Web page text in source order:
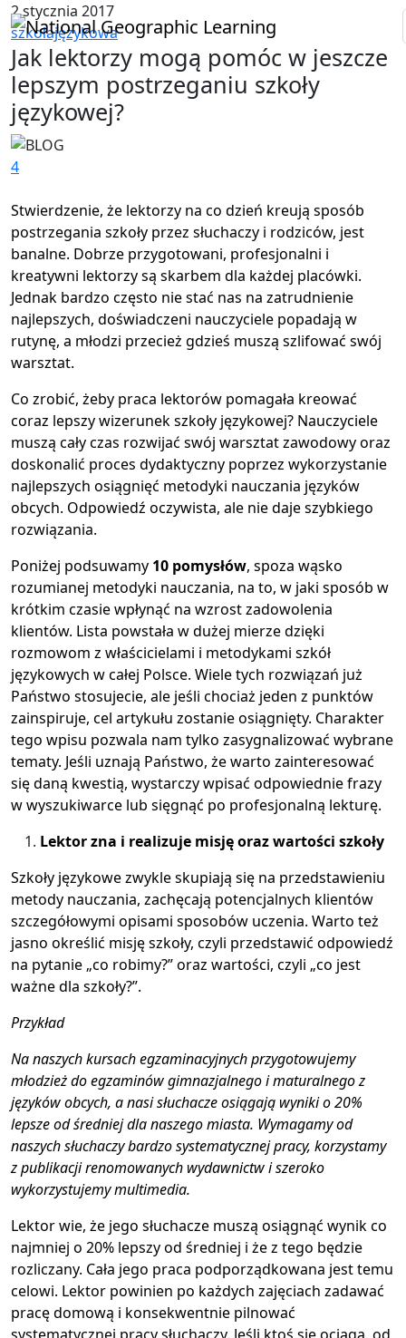
2 stycznia 2017
szkołajęzykowa
Jak lektorzy mogą pomóc w jeszcze
lepszym postrzeganiu szkoły
językowej?
4
Stwierdzenie, że lektorzy na co dzień kreują sposób
postrzegania szkoły przez słuchaczy i rodziców, jest
banalne. Dobrze przygotowani, profesjonalni i
kreatywni lektorzy są skarbem dla każdej placówki.
Jednak bardzo często nie stać nas na zatrudnienie
najlepszych, doświadczeni nauczyciele popadają w
rutynę, a młodzi przecież gdzieś muszą szlifować swój
warsztat.
Co zrobić, żeby praca lektorów pomagała kreować
coraz lepszy wizerunek szkoły językowej? Nauczyciele
muszą cały czas rozwijać swój warsztat zawodowy oraz
doskonalić proces dydaktyczny poprzez wykorzystanie
najlepszych osiągnięć metodyki nauczania języków
obcych. Odpowiedź oczywista, ale nie daje szybkiego
rozwiązania.
Poniżej podsuwamy 10 pomysłów, spoza wąsko
rozumianej metodyki nauczania, na to, w jaki sposób w
krótkim czasie wpłynąć na wzrost zadowolenia
klientów. Lista powstała w dużej mierze dzięki
rozmowom z właścicielami i metodykami szkół
językowych w całej Polsce. Wiele tych rozwiązań już
Państwo stosujecie, ale jeśli chociaż jeden z punktów
zainspiruje, cel artykułu zostanie osiągnięty. Charakter
tego wpisu pozwala nam tylko zasygnalizować wybrane
tematy. Jeśli uznają Państwo, że warto zainteresować
się daną kwestią, wystarczy wpisać odpowiednie frazy
w wyszukiwarce lub sięgnąć po profesjonalną lekturę.
Lektor zna i realizuje misję oraz wartości szkoły
Szkoły językowe zwykle skupiają się na przedstawieniu
metody nauczania, zachęcają potencjalnych klientów
szczegółowymi opisami sposobów uczenia. Warto też
jasno określić misję szkoły, czyli przedstawić odpowiedź
na pytanie „co robimy?” oraz wartości, czyli „co jest
ważne dla szkoły?”.
Przykład
Na naszych kursach egzaminacyjnych przygotowujemy
młodzież do egzaminów gimnazjalnego i maturalnego z
języków obcych, a nasi słuchacze osiągają wyniki o 20%
lepsze od średniej dla naszego miasta. Wymagamy od
naszych słuchaczy bardzo systematycznej pracy, korzystamy
z publikacji renomowanych wydawnictw i szeroko
wykorzystujemy multimedia.
Lektor wie, że jego słuchacze muszą osiągnąć wynik co
najmniej o 20% lepszy od średniej i że z tego będzie
rozliczany. Cała jego praca podporządkowana jest temu
celowi. Lektor powinien po każdych zajęciach zadawać
pracę domową i konsekwentnie pilnować